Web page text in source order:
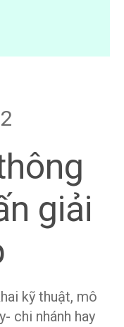
giải
kỹ thuật, mô
chi nhánh hay